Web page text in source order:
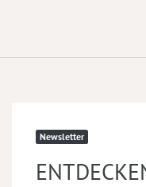
Newsletter